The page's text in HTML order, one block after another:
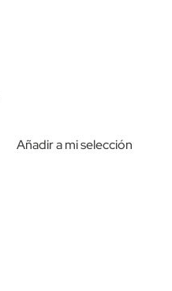
Añadir a mi selección